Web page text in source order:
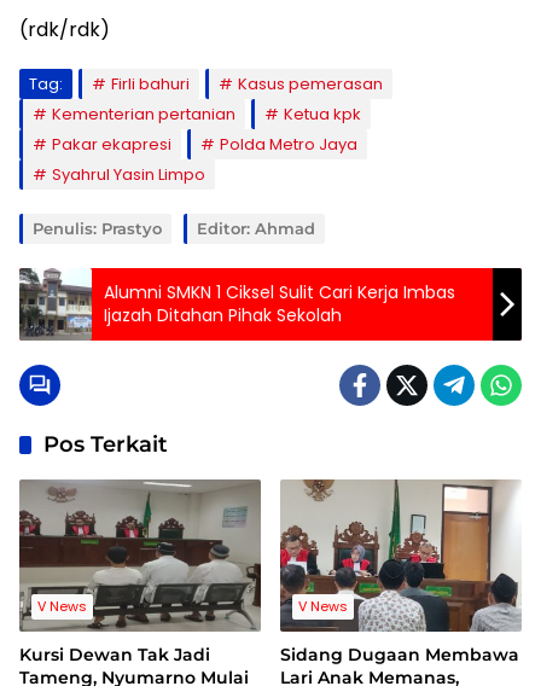
(rdk/rdk)
Tag: Firli bahuri
Kasus pemerasan
Kementerian pertanian
Ketua kpk
Pakar ekapresi
Polda Metro Jaya
Syahrul Yasin Limpo
Penulis: Prastyo Editor: Ahmad
Alumni SMKN 1 Ciksel Sulit Cari Kerja Imbas
Ijazah Ditahan Pihak Sekolah
Pos Terkait
V News
Kursi Dewan Tak Jadi
Tameng, Nyumarno Mulai
V News
Sidang Dugaan Membawa
Lari Anak Memanas,